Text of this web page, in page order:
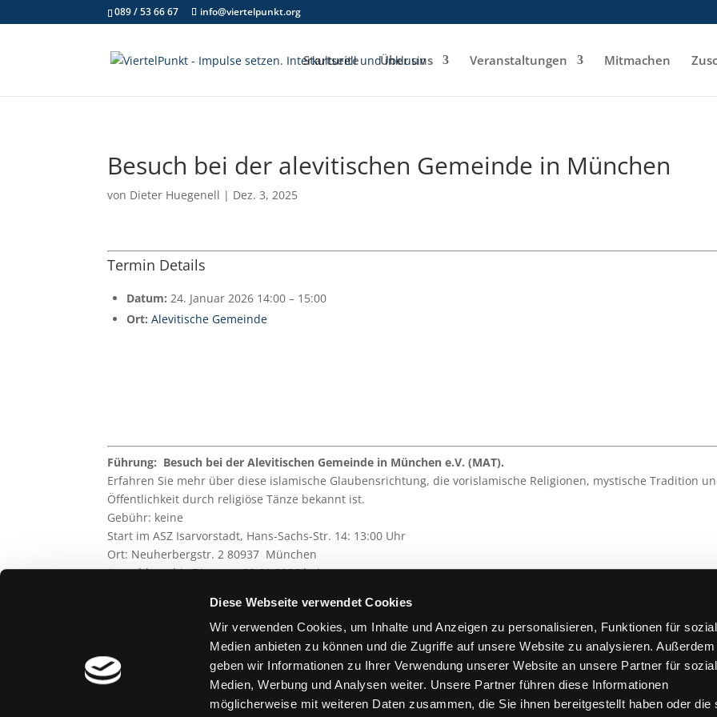
Diese Webseite verwendet Cookies
Wir verwenden Cookies, um Inhalte und Anzeigen zu personalisieren, Funktionen für
Medien anbieten zu können und die Zugriffe auf unsere Website zu analysieren. Außerdem
geben wir Informationen zu Ihrer Verwendung unserer Website an unsere Partner für
Medien, Werbung und Analysen weiter. Unsere Partner führen diese Informationen
möglicherweise mit weiteren Daten zusammen, die Sie ihnen bereitgestellt haben oder die
089 / 53 66 67 info@viertelpunkt.org
Startseite Über uns Veranstaltungen Mitmachen
Besuch bei der alevitischen Gemeinde in München
von Dieter Huegenell | Dez. 3, 2025
Termin Details
Datum: 24. Januar 2026 14:00 – 15:00
Ort: Alevitische Gemeinde
Führung: Besuch bei der Alevitischen Gemeinde in München e.V. (MAT).
Erfahren Sie mehr über diese islamische Glaubensrichtung, die vorislamische Religionen, mystische Tradition
Öffentlichkeit durch religiöse Tänze bekannt ist.
Gebühr: keine
Start im ASZ Isarvorstadt, Hans-Sachs-Str. 14: 13:00 Uhr
Ort: Neuherbergstr. 280937 München
Anmeldung bis Dienstag 20.01.2026 bei
kathrinneumann@viertelpunkt.org